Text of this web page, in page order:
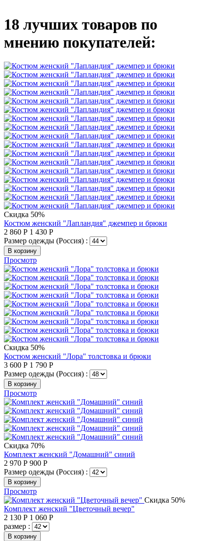
18 лучших товаров по
мнению покупателей:
Скидка 50%
Костюм женский "Лапландия" джемпер и брюки
2 860 Р 1 430 Р
Размер одежды (Россия) :
В корзину
Просмотр
Скидка 50%
Костюм женский "Лора" толстовка и брюки
3 600 Р 1 790 Р
Размер одежды (Россия) :
В корзину
Просмотр
Скидка 70%
Комплект женский "Домашний" синий
2 970 Р 900 Р
Размер одежды (Россия) :
В корзину
Просмотр
Скидка 50%
Комплект женский "Цветочный вечер"
2 130 Р 1 060 Р
размер :
В корзину